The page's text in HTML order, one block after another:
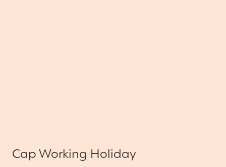
Cap Working Holiday